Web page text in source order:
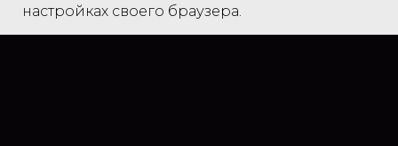
Home Catalog Search
настройках своего браузера.